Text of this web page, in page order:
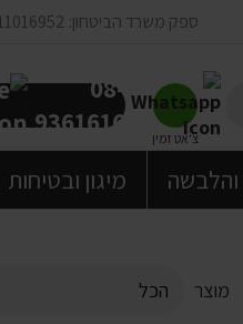
ספק משרד הביטחון: 0011016952 | ספק חברת החשמל: 5032489
צ'אט זמין
08-
9361616
והלבשה מיגון ובטיחות
מוצר